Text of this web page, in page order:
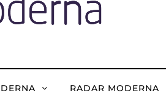
RADAR MODERNA